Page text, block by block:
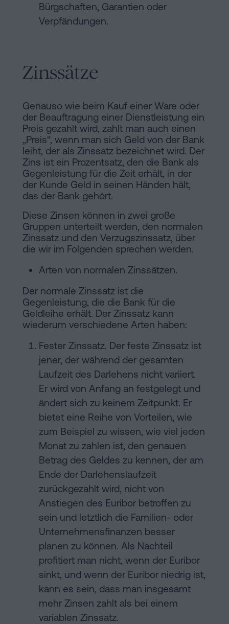
Bürgschaften, Garantien oder
Verpfändungen.
Zinssätze
Genauso wie beim Kauf einer Ware oder
der Beauftragung einer Dienstleistung ein
Preis gezahlt wird, zahlt man auch einen
„Preis“, wenn man sich Geld von der Bank
leiht, der als Zinssatz bezeichnet wird. Der
Zins ist ein Prozentsatz, den die Bank als
Gegenleistung für die Zeit erhält, in der
der Kunde Geld in seinen Händen hält,
das der Bank gehört.
Diese Zinsen können in zwei große
Gruppen unterteilt werden, den normalen
Zinssatz und den Verzugszinssatz, über
die wir im Folgenden sprechen werden.
Arten von normalen Zinssätzen.
Der normale Zinssatz ist die
Gegenleistung, die die Bank für die
Geldleihe erhält. Der Zinssatz kann
wiederum verschiedene Arten haben:
Fester Zinssatz. Der feste Zinssatz ist
jener, der während der gesamten
Laufzeit des Darlehens nicht variiert.
Er wird von Anfang an festgelegt und
ändert sich zu keinem Zeitpunkt. Er
bietet eine Reihe von Vorteilen, wie
zum Beispiel zu wissen, wie viel jeden
Monat zu zahlen ist, den genauen
Betrag des Geldes zu kennen, der am
Ende der Darlehenslaufzeit
zurückgezahlt wird, nicht von
Anstiegen des Euribor betroffen zu
sein und letztlich die Familien- oder
Unternehmensfinanzen besser
planen zu können. Als Nachteil
profitiert man nicht, wenn der Euribor
sinkt, und wenn der Euribor niedrig ist,
kann es sein, dass man insgesamt
mehr Zinsen zahlt als bei einem
variablen Zinssatz.